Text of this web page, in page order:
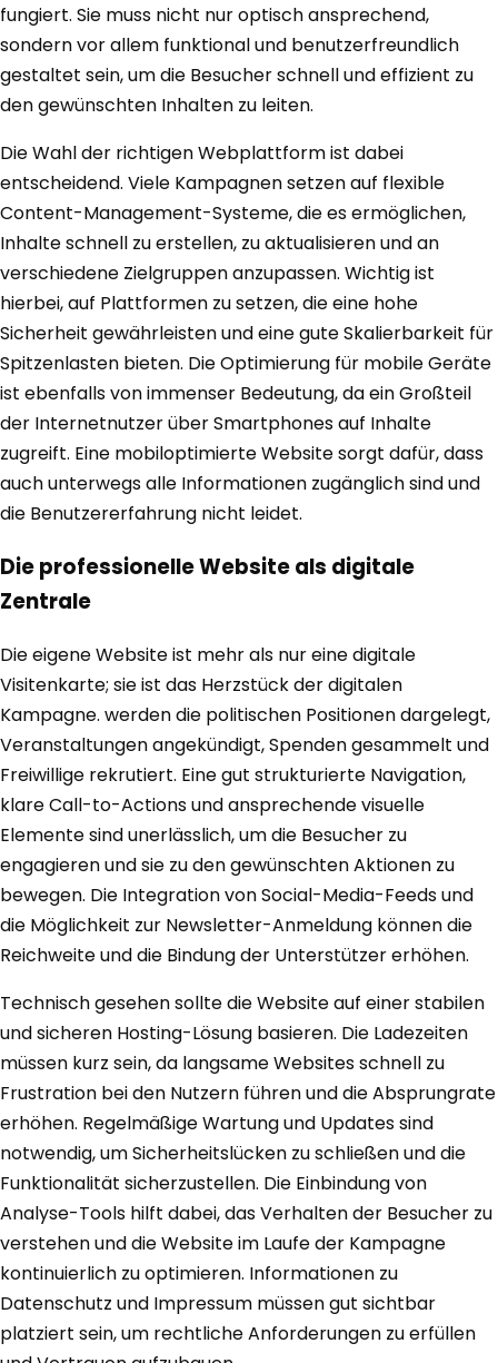
fungiert. Sie muss nicht nur optisch ansprechend,
sondern vor allem funktional und benutzerfreundlich
gestaltet sein, um die Besucher schnell und effizient zu
den gewünschten Inhalten zu leiten.
Die Wahl der richtigen Webplattform ist dabei
entscheidend. Viele Kampagnen setzen auf flexible
Content-Management-Systeme, die es ermöglichen,
Inhalte schnell zu erstellen, zu aktualisieren und an
verschiedene Zielgruppen anzupassen. Wichtig ist
hierbei, auf Plattformen zu setzen, die eine hohe
Sicherheit gewährleisten und eine gute Skalierbarkeit für
Spitzenlasten bieten. Die Optimierung für mobile Geräte
ist ebenfalls von immenser Bedeutung, da ein Großteil
der Internetnutzer über Smartphones auf Inhalte
zugreift. Eine mobiloptimierte Website sorgt dafür, dass
auch unterwegs alle Informationen zugänglich sind und
die Benutzererfahrung nicht leidet.
Die professionelle Website als digitale
Zentrale
Die eigene Website ist mehr als nur eine digitale
Visitenkarte; sie ist das Herzstück der digitalen
Kampagne. werden die politischen Positionen dargelegt,
Veranstaltungen angekündigt, Spenden gesammelt und
Freiwillige rekrutiert. Eine gut strukturierte Navigation,
klare Call-to-Actions und ansprechende visuelle
Elemente sind unerlässlich, um die Besucher zu
engagieren und sie zu den gewünschten Aktionen zu
bewegen. Die Integration von Social-Media-Feeds und
die Möglichkeit zur Newsletter-Anmeldung können die
Reichweite und die Bindung der Unterstützer erhöhen.
Technisch gesehen sollte die Website auf einer stabilen
und sicheren Hosting-Lösung basieren. Die Ladezeiten
müssen kurz sein, da langsame Websites schnell zu
Frustration bei den Nutzern führen und die Absprungrate
erhöhen. Regelmäßige Wartung und Updates sind
notwendig, um Sicherheitslücken zu schließen und die
Funktionalität sicherzustellen. Die Einbindung von
Analyse-Tools hilft dabei, das Verhalten der Besucher zu
verstehen und die Website im Laufe der Kampagne
kontinuierlich zu optimieren. Informationen zu
Datenschutz und Impressum müssen gut sichtbar
platziert sein, um rechtliche Anforderungen zu erfüllen